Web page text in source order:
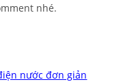
nhé.
nước đơn giản